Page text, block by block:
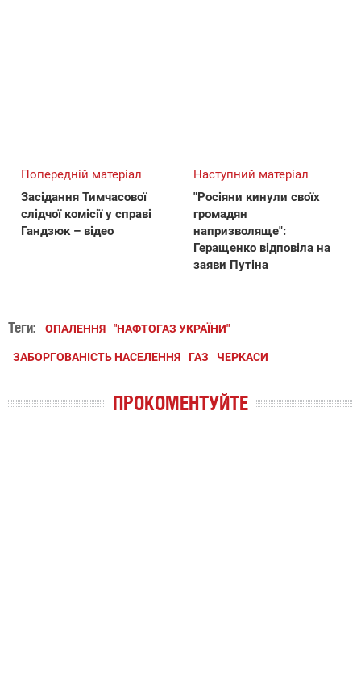
Попередній матеріал
Засідання Тимчасової
слідчої комісії у справі
Гандзюк – відео
Наступний матеріал
"Росіяни кинули своїх
громадян
напризволяще":
Геращенко відповіла на
заяви Путіна
Теги: ОПАЛЕННЯ "НАФТОГАЗ УКРАЇНИ"
ЗАБОРГОВАНІСТЬ НАСЕЛЕННЯ ГАЗ ЧЕРКАСИ
ПРОКОМЕНТУЙТЕ